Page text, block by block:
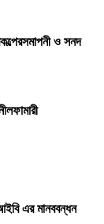
ও সনদ
এর মানববন্ধন